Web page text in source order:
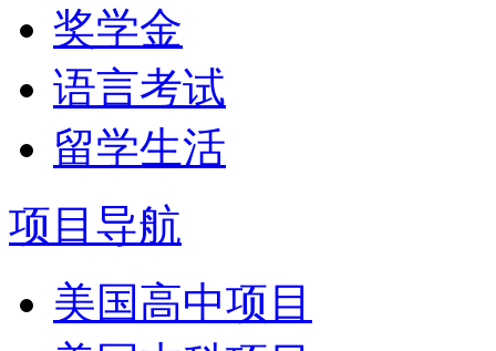
奖学金
语言考试
留学生活
项目导航
美国高中项目